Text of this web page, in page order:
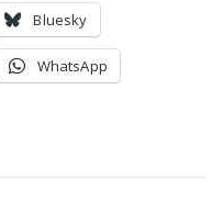
Bluesky
WhatsApp